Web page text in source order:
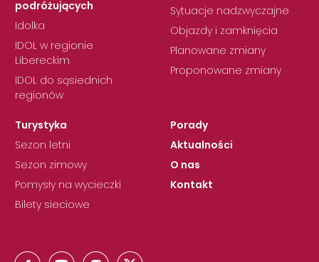
podróżujących
Idolka
IDOL w regionie
Libereckim
IDOL do sąsiednich
regionów
Sytuacje nadzwyczajne
Objazdy i zamknięcia
Planowane zmiany
Proponowane zmiany
Turystyka
Sezon letni
Sezon zimowy
Pomysły na wycieczki
Bilety sieciowe
Porady
Aktualności
O nas
Kontakt